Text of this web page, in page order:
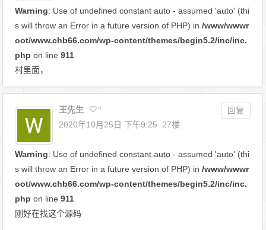
Warning: Use of undefined constant auto - assumed 'auto' (thi
s will throw an Error in a future version of PHP) in/www/wwwr
oot/www.chb66.com/wp-content/themes/begin5.2/inc/inc.
php on line911
村里面，
王先生 0
回复
2020年10月25日 下午9:25
27楼
Warning: Use of undefined constant auto - assumed 'auto' (thi
s will throw an Error in a future version of PHP) in/www/wwwr
oot/www.chb66.com/wp-content/themes/begin5.2/inc/inc.
php on line911
刚好在找这个源码